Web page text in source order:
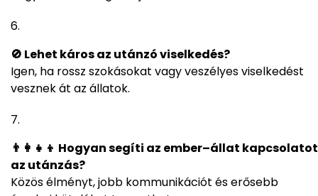
🚫 Lehet káros az utánzó viselkedés?
Igen, ha rossz szokásokat vagy veszélyes viselkedést
vesznek át az állatok.
👨‍👩‍👧‍👦 Hogyan segíti az ember–állat kapcsolatot
az utánzás?
Közös élményt, jobb kommunikációt és erősebb